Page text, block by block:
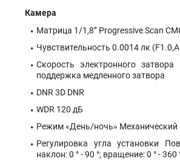
Камера
Матрица 1/1,8’’ Progressive Scan
Чувствительность 0.0014 лк
Скорость электронного
поддержка медленного затвора
DNR 3D DNR
WDR 120 дБ
Режим «День/ночь»
Регулировка угла установки
наклон: 0 ° - 90 °; вращение: 0 ° - 360